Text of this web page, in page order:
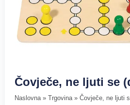
Čovječe, ne ljuti se
Naslovna» Trgovina» Čovječe, ne ljuti